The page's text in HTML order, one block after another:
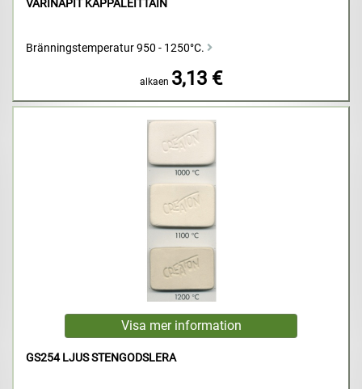
VÄRINAPIT KAPPALEITTAIN
Bränningstemperatur 950 - 1250°C.
alkaen 3,13 €
GS254 LJUS STENGODSLERA